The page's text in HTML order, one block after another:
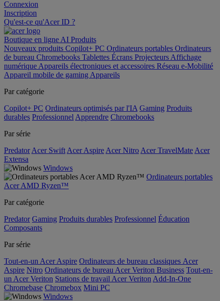
Connexion
Inscription
Qu'est-ce qu'Acer ID ?
Boutique en ligne AI Produits
Nouveaux produits Copilot+ PC Ordinateurs portables Ordinateurs
de bureau Chromebooks Tablettes Écrans Projecteurs Affichage
numérique Appareils électroniques et accessoires Réseau e-Mobilité
Appareil mobile de gaming Appareils
Par catégorie
Copilot+ PC Ordinateurs optimisés par l'IA Gaming Produits
durables Professionnel Apprendre Chromebooks
Par série
Predator Acer Swift Acer Aspire Acer Nitro Acer TravelMate Acer
Extensa
Windows
Ordinateurs portables
Acer AMD Ryzen™
Par catégorie
Predator Gaming Produits durables Professionnel Éducation
Composants
Par série
Tout-en-un Acer Aspire Ordinateurs de bureau classiques Acer
Aspire Nitro Ordinateurs de bureau Acer Veriton Business Tout-en-
un Acer Veriton Stations de travail Acer Veriton Add-In-One
Chromebase Chromebox Mini PC
Windows